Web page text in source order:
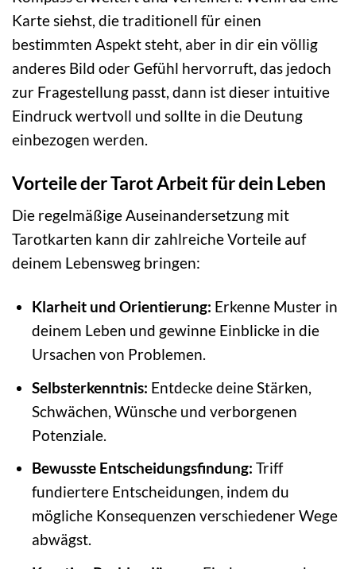
Karte siehst, die traditionell für einen
bestimmten Aspekt steht, aber in dir ein völlig
anderes Bild oder Gefühl hervorruft, das jedoch
zur Fragestellung passt, dann ist dieser intuitive
Eindruck wertvoll und sollte in die Deutung
einbezogen werden.
Vorteile der Tarot Arbeit für dein Leben
Die regelmäßige Auseinandersetzung mit
Tarotkarten kann dir zahlreiche Vorteile auf
deinem Lebensweg bringen:
Klarheit und Orientierung: Erkenne Muster in
deinem Leben und gewinne Einblicke in die
Ursachen von Problemen.
Selbsterkenntnis: Entdecke deine Stärken,
Schwächen, Wünsche und verborgenen
Potenziale.
Bewusste Entscheidungsfindung: Triff
fundiertere Entscheidungen, indem du
mögliche Konsequenzen verschiedener Wege
abwägst.